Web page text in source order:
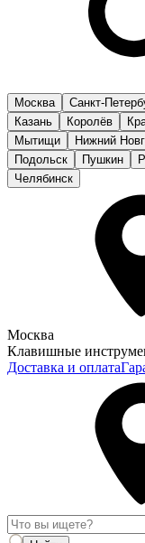
Москва Санкт-
Казань
Королёв
Мытищи
Нижний
Подольск
Пушкин
Челябинск
Москва
Клавишные
Доставка и оплата